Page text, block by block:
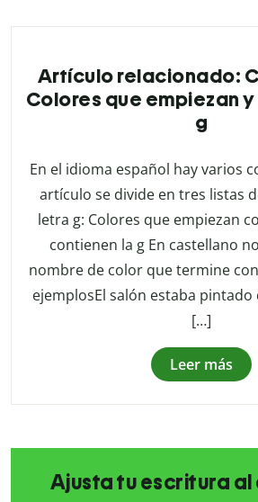
Artículo relacionado:
Colores que empiezan
g
En el idioma español hay varios
artículo se divide en tres listas
letra g: Colores que empiezan
contienen la g En castellano
nombre de color que termine
ejemplosEl salón estaba
[…]
Leer más
Ajusta tu escritura al